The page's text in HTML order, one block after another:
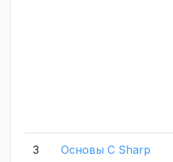
3 Основы C Sharp